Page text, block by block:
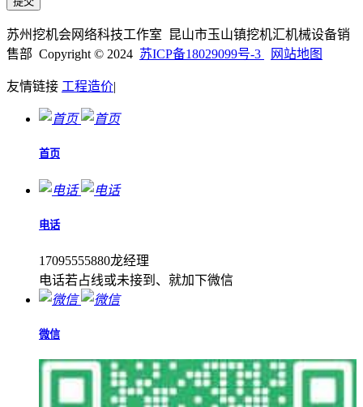
苏州挖机会网络科技工作室 昆山市玉山镇挖机汇机械设备销
售部 Copyright © 2024 苏ICP备18029099号-3 网站地图
友情链接 工程造价|
首页
电话
17095555880龙经理
电话若占线或未接到、就加下微信
微信